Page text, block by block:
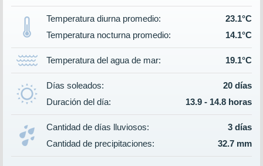
Temperatura diurna promedio:
23.1°C
Temperatura nocturna promedio:
14.1°C
Temperatura del agua de mar: 19.1°C
Días soleados:
20 días
Duración del día:
13.9 - 14.8 horas
Cantidad de días lluviosos:
3 días
Cantidad de precipitaciones:
32.7 mm